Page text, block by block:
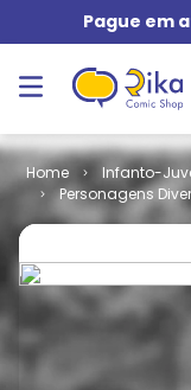
Pague em
Infanto-
Personagens